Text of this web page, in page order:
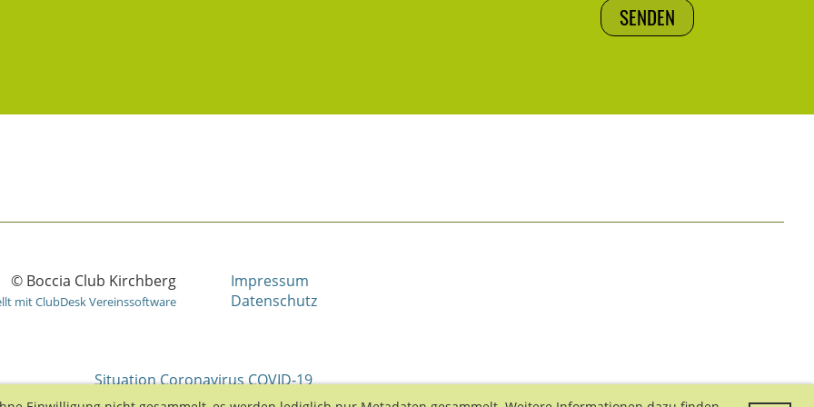
© Boccia Club Kirchberg
mit ClubDesk Vereinssoftware
Impressum
Datenschutz
Situation Coronavirus COVID-19